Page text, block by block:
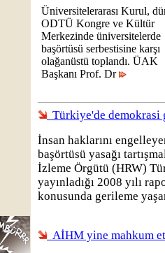
Üniversitelerarası Kurul,
ODTÜ Kongre ve Kültür
Merkezinde üniversitelerde
başörtüsü serbestisine karşı
olağanüstü toplandı. ÜAK
Başkanı Prof. Dr
Türkiye'de demokrasi
İnsan haklarını
başörtüsü yasağı
İzleme Örgütü (HRW)
yayınladığı 2008 yılı
konusunda gerileme
AİHM yine mahkum